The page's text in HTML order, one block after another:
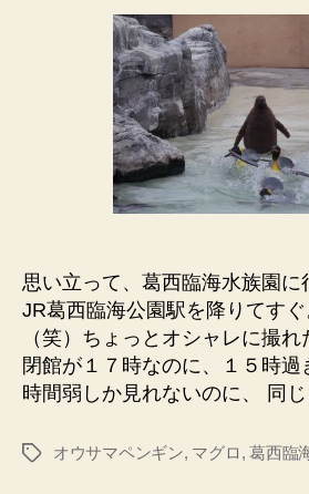
臨
海
水
族
園
☆
マ
グ
ロ！
ギ
ン
の
ヒ
ナ！！
へ
思い立って、葛西臨海水族園に
JR葛西臨海公園駅を降りてす
（笑）ちょっとオシャレに撮
閉館が１７時なのに、１５時過
時間弱しか見れないのに、 同
タ
オウサマペンギン, マグロ ,葛西臨